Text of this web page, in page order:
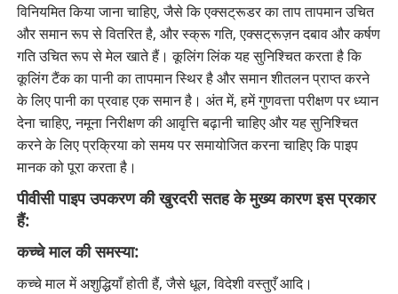
विनियमित किया जाना चाहिए, जैसे कि एक्सट्रूडर का ताप तापमान उचित
और समान रूप से वितरित है, और स्क्रू गति, एक्सट्रूज़न दबाव और कर्षण
गति उचित रूप से मेल खाते हैं। कूलिंग लिंक यह सुनिश्चित करता है कि
कूलिंग टैंक का पानी का तापमान स्थिर है और समान शीतलन प्राप्त करने
के लिए पानी का प्रवाह एक समान है। अंत में, हमें गुणवत्ता परीक्षण पर ध्यान
देना चाहिए, नमूना निरीक्षण की आवृत्ति बढ़ानी चाहिए और यह सुनिश्चित
करने के लिए प्रक्रिया को समय पर समायोजित करना चाहिए कि पाइप
मानक को पूरा करता है।
पीवीसी पाइप उपकरण की खुरदरी सतह के मुख्य कारण इस प्रकार
हैं:
कच्चे माल की समस्या:
कच्चे माल में अशुद्धियाँ होती हैं, जैसे धूल, विदेशी वस्तुएँ आदि।